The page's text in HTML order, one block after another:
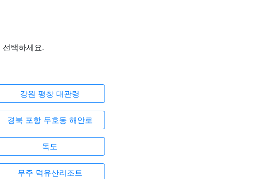
택하세요.
강원 평창 대관령
경북 포항 두호동 해안로
독도
무주 덕유산리조트